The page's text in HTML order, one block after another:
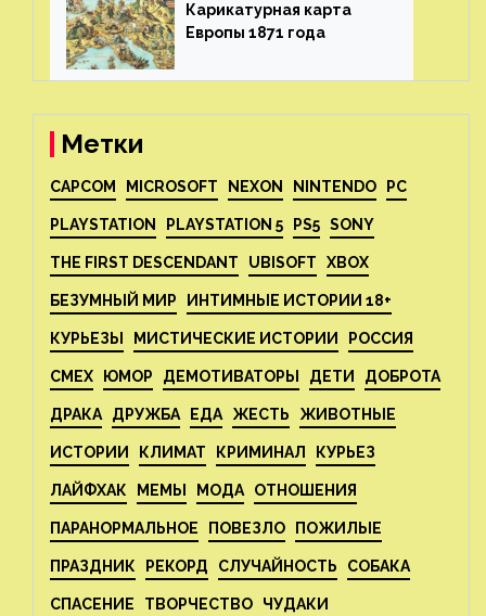
Карикатурная карта
Европы 1871 года⁠⁠
Метки
CAPCOM MICROSOFT NEXON NINTENDO PC
PLAYSTATION PLAYSTATION 5 PS5 SONY
THE FIRST DESCENDANT UBISOFT XBOX
БЕЗУМНЫЙ МИР ИНТИМНЫЕ ИСТОРИИ 18+
КУРЬЕЗЫ МИСТИЧЕСКИЕ ИСТОРИИ РОССИЯ
СМЕХ ЮМОР ДЕМОТИВАТОРЫ ДЕТИ ДОБРОТА
ДРАКА ДРУЖБА ЕДА ЖЕСТЬ ЖИВОТНЫЕ
ИСТОРИИ КЛИМАТ КРИМИНАЛ КУРЬЕЗ
ЛАЙФХАК МЕМЫ МОДА ОТНОШЕНИЯ
ПАРАНОРМАЛЬНОЕ ПОВЕЗЛО ПОЖИЛЫЕ
ПРАЗДНИК РЕКОРД СЛУЧАЙНОСТЬ СОБАКА
СПАСЕНИЕ ТВОРЧЕСТВО ЧУДАКИ